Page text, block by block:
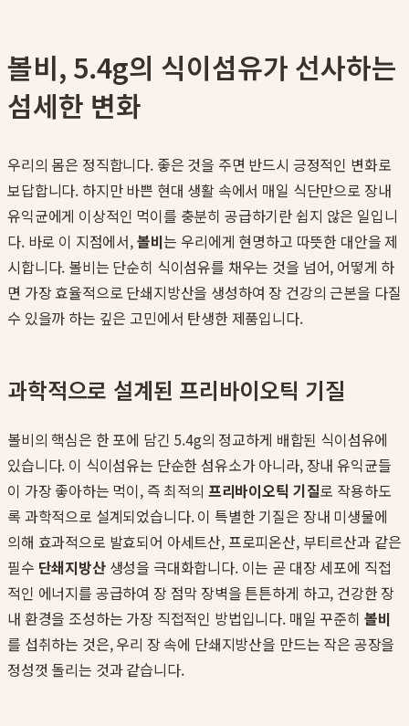
볼비, 5.4g의 식이섬유가 선사하는
섬세한 변화
우리의 몸은 정직합니다. 좋은 것을 주면 반드시 긍정적인 변화로
보답합니다. 하지만 바쁜 현대 생활 속에서 매일 식단만으로 장내
유익균에게 이상적인 먹이를 충분히 공급하기란 쉽지 않은 일입니
다. 바로 이 지점에서,볼비는 우리에게 현명하고 따뜻한 대안을 제
시합니다. 볼비는 단순히 식이섬유를 채우는 것을 넘어, 어떻게 하
면 가장 효율적으로 단쇄지방산을 생성하여 장 건강의 근본을 다질
수 있을까 하는 깊은 고민에서 탄생한 제품입니다.
과학적으로 설계된 프리바이오틱 기질
볼비의 핵심은 한 포에 담긴 5.4g의 정교하게 배합된 식이섬유에
있습니다. 이 식이섬유는 단순한 섬유소가 아니라, 장내 유익균들
이 가장 좋아하는 먹이, 즉 최적의 프리바이오틱 기질로 작용하도
록 과학적으로 설계되었습니다. 이 특별한 기질은 장내 미생물에
의해 효과적으로 발효되어 아세트산, 프로피온산, 부티르산과 같은
필수 단쇄지방산생성을 극대화합니다. 이는 곧 대장 세포에 직접
적인 에너지를 공급하여 장 점막 장벽을 튼튼하게 하고, 건강한 장
내 환경을 조성하는 가장 직접적인 방법입니다. 매일 꾸준히 볼비
를 섭취하는 것은, 우리 장 속에 단쇄지방산을 만드는 작은 공장을
정성껏 돌리는 것과 같습니다.